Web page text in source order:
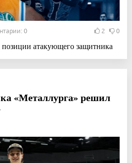
0 2 0
атакующего защитника
«Металлурга» решил